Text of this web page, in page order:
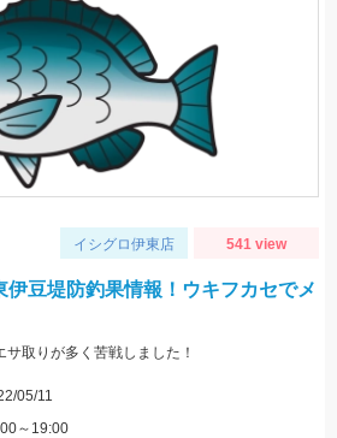
イシグロ伊東店 541 view
伊豆堤防釣果情報！ウキフカセでメ
取りが多く苦戦しました！
05/11
～19:00